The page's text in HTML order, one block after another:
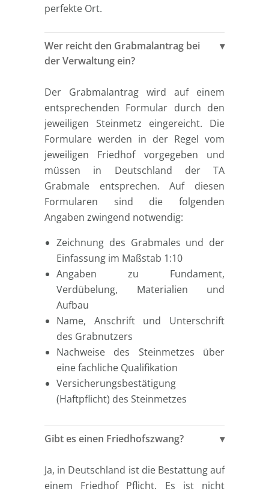
perfekte Ort.
Wer reicht den Grabmalantrag bei
der Verwaltung ein?
Der Grabmalantrag wird auf einem
entsprechenden Formular durch den
jeweiligen Steinmetz eingereicht. Die
Formulare werden in der Regel vom
jeweiligen Friedhof vorgegeben und
müssen in Deutschland der TA
Grabmale entsprechen. Auf diesen
Formularen sind die folgenden
Angaben zwingend notwendig:
Zeichnung des Grabmales und der
Einfassung im Maßstab 1:10
Angaben zu Fundament,
Verdübelung, Materialien und
Aufbau
Name, Anschrift und Unterschrift
des Grabnutzers
Nachweise des Steinmetzes über
eine fachliche Qualifikation
Versicherungsbestätigung
(Haftpflicht) des Steinmetzes
Gibt es einen Friedhofszwang?
Ja, in Deutschland ist die Bestattung auf
einem Friedhof Pflicht. Es ist nicht